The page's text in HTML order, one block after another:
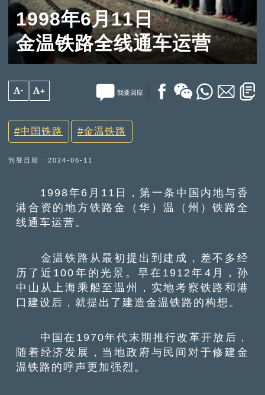
1998年6月11日
金温铁路全线通车运营
A- A+ 我要回应
中国铁路 金温铁路
刊登日期 : 2024-06-11
1998年6月11日，第一条中国内地与香
港合资的地方铁路金（华）温（州）铁路全
线通车运营。
金温铁路从最初提出到建成，差不多经
历了近100年的光景。早在1912年4月，孙
中山从上海乘船至温州，实地考察铁路和港
口建设后，就提出了建造金温铁路的构想。
中国在1970年代末期推行改革开放后，
随着经济发展，当地政府与民间对于修建金
温铁路的呼声更加强烈。